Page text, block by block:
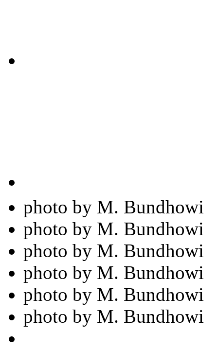
photo by M. Bundhowi
photo by M. Bundhowi
photo by M. Bundhowi
photo by M. Bundhowi
photo by M. Bundhowi
photo by M. Bundhowi